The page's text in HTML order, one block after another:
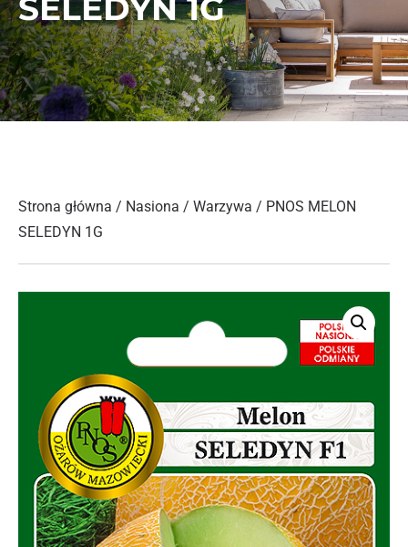
SELEDYN 1G
Strona główna / Nasiona / Warzywa / PNOS MELON
SELEDYN 1G